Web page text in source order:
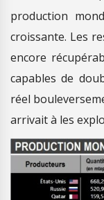
production
croissante. Les
encore
capables de
réel
arrivait à les